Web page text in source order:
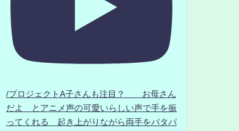
/プロジェクトA子さんも注目？ お母さん
だよ とアニメ声の可愛いらしい声で手を振
ってくれる 起き上がりながら両手をパタパ